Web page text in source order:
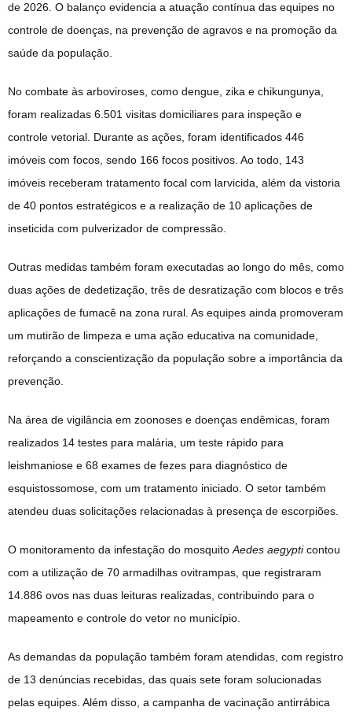
de 2026. O balanço evidencia a atuação contínua das equipes no
controle de doenças, na prevenção de agravos e na promoção da
saúde da população.
No combate às arboviroses, como dengue, zika e chikungunya,
foram realizadas 6.501 visitas domiciliares para inspeção e
controle vetorial. Durante as ações, foram identificados 446
imóveis com focos, sendo 166 focos positivos. Ao todo, 143
imóveis receberam tratamento focal com larvicida, além da vistoria
de 40 pontos estratégicos e a realização de 10 aplicações de
inseticida com pulverizador de compressão.
Outras medidas também foram executadas ao longo do mês, como
duas ações de dedetização, três de desratização com blocos e três
aplicações de fumacê na zona rural. As equipes ainda promoveram
um mutirão de limpeza e uma ação educativa na comunidade,
reforçando a conscientização da população sobre a importância da
prevenção.
Na área de vigilância em zoonoses e doenças endêmicas, foram
realizados 14 testes para malária, um teste rápido para
leishmaniose e 68 exames de fezes para diagnóstico de
esquistossomose, com um tratamento iniciado. O setor também
atendeu duas solicitações relacionadas à presença de escorpiões.
O monitoramento da infestação do mosquito Aedes aegypticontou
com a utilização de 70 armadilhas ovitrampas, que registraram
14.886 ovos nas duas leituras realizadas, contribuindo para o
mapeamento e controle do vetor no município.
As demandas da população também foram atendidas, com registro
de 13 denúncias recebidas, das quais sete foram solucionadas
pelas equipes. Além disso, a campanha de vacinação antirrábica